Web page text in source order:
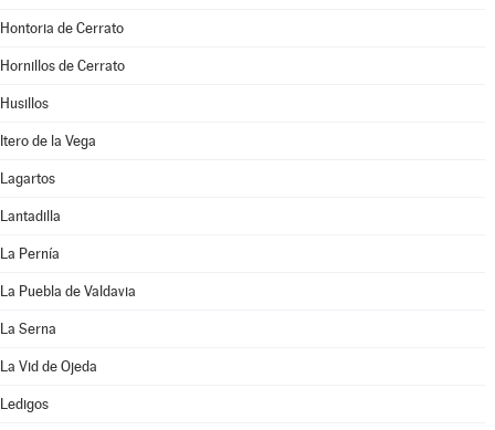
Hontoria de Cerrato
Hornillos de Cerrato
Husillos
Itero de la Vega
Lagartos
Lantadilla
La Pernía
La Puebla de Valdavia
La Serna
La Vid de Ojeda
Ledigos